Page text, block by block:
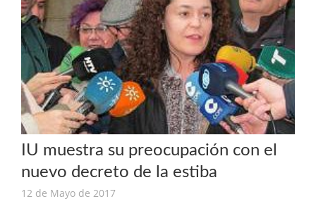
IU muestra su preocupación con el
nuevo decreto de la estiba
12 de Mayo de 2017